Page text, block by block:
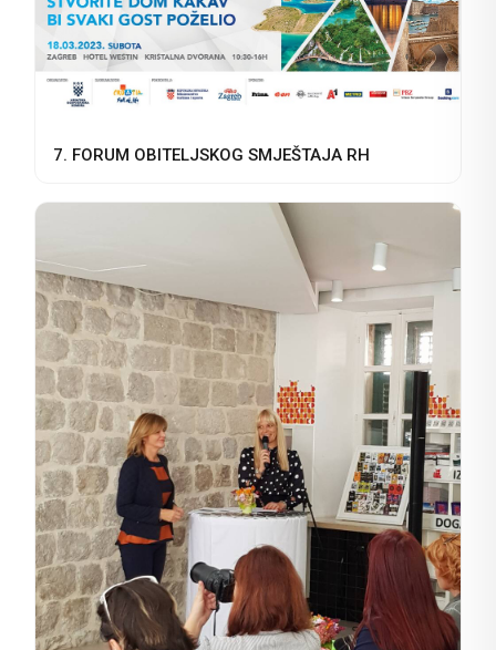
7. FORUM OBITELJSKOG SMJEŠTAJA RH